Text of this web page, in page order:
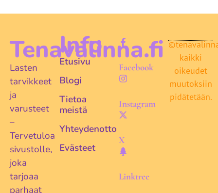
Tenavalinna.fi
Lasten
tarvikkeet
ja
varusteet
–
Tervetuloa
sivustolle,
joka
tarjoaa
parhaat
Info
Etusivu
Blogi
Tietoa
meistä
Yhteydenotto
Evästeet
Facebook
Instagram
X
Linktree
kaikki
oikeudet
muutoksiin
pidätetään.